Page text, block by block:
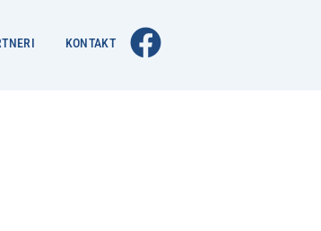
KONTAKT